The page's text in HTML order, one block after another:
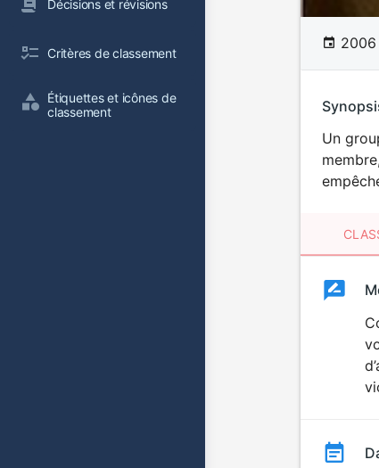
Décisions et révisions
Critères de classement
Étiquettes et icônes de
classement
2006
Un